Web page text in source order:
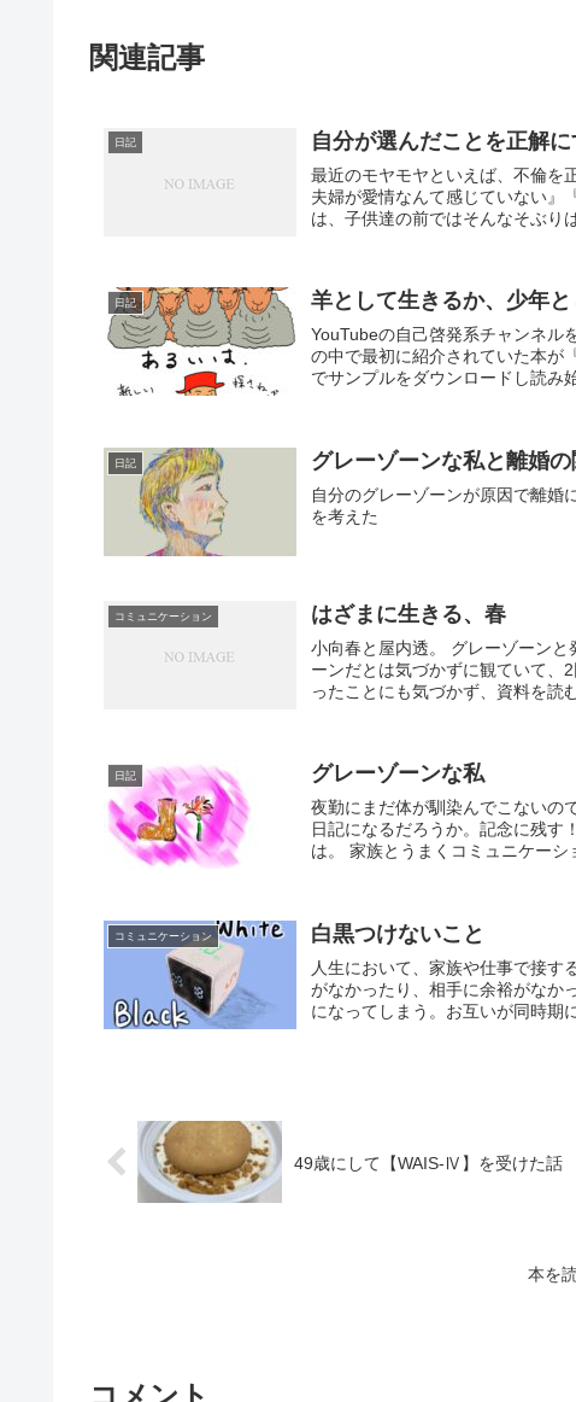
関連記事
日記 自分が選んだことを正解に
最近のモヤモヤといえば、不倫を
夫婦が愛情なんて感じていない』
は、子供達の前ではそんなそぶり
日記 羊として生きるか、少年
YouTubeの自己啓発系チャンネル
の中で最初に紹介されていた本
でサンプルをダウンロードし読み
日記 グレーゾーンな私と離婚
自分のグレーゾーンが原因で離婚
を考えた
コミュニケーション はざまに生きる、春
小向春と屋内透。 グレーゾーン
ーンだとは気づかずに観ていて、
ったことにも気づかず、資料を読
日記 グレーゾーンな私
夜勤にまだ体が馴染んでこないの
日記になるだろうか。記念に残す
は。 家族とうまくコミュニケー
コミュニケーション 白黒つけないこと
人生において、家族や仕事で接す
がなかったり、相手に余裕がなか
になってしまう。お互いが同時期
49歳にして【WAIS-Ⅳ】を受けた話
本を
コメント